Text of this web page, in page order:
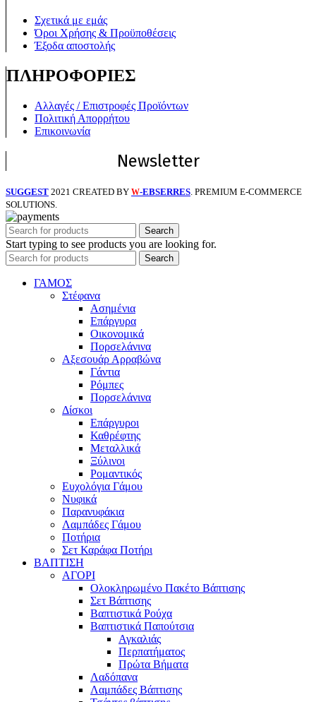
Σχετικά με εμάς
Όροι Χρήσης & Προϋποθέσεις
Έξοδα αποστολής
ΠΛΗΡΟΦΟΡΙΕΣ
Αλλαγές / Επιστροφές Προϊόντων
Πολιτική Απορρήτου
Επικοινωνία
Newsletter
SUGGEST 2021 CREATED BY W-EBSERRES. PREMIUM E-COMMERCE
SOLUTIONS.
Search
Start typing to see products you are looking for.
Search
ΓΑΜΟΣ
Στέφανα
Ασημένια
Επάργυρα
Οικονομικά
Πορσελάνινα
Αξεσουάρ Αρραβώνα
Γάντια
Ρόμπες
Πορσελάνινα
Δίσκοι
Επάργυροι
Καθρέφτης
Μεταλλικά
Ξύλινοι
Ρομαντικός
Ευχολόγια Γάμου
Νυφικά
Παρανυφάκια
Λαμπάδες Γάμου
Ποτήρια
Σετ Καράφα Ποτήρι
ΒΑΠΤΙΣΗ
ΑΓΟΡΙ
Ολοκληρωμένο Πακέτο Βάπτισης
Σετ Βάπτισης
Βαπτιστικά Ρούχα
Βαπτιστικά Παπούτσια
Αγκαλιάς
Περπατήματος
Πρώτα Βήματα
Λαδόπανα
Λαμπάδες Βάπτισης